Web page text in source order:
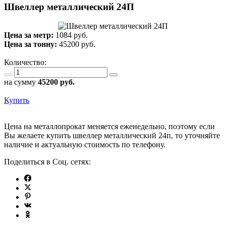
Швеллер металлический 24П
Цена за метр: 1084 руб.
Цена за тонну: 45200 руб.
Количество:
на сумму 45200 руб.
Купить
Цена на металлопрокат меняется еженедельно, поэтому если
Вы желаете купить швеллер металлический 24п, то уточняйте
наличие и актуальную стоимость по телефону.
Поделиться в Соц. сетях: